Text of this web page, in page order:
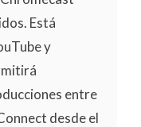
Está
y
entre
desde el